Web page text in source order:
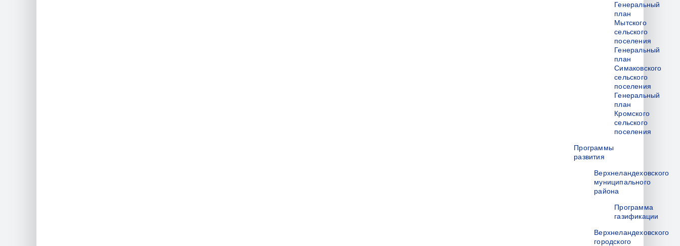
Генеральный
план
Мытского
сельского
поселения
Генеральный
план
Симаковского
сельского
поселения
Генеральный
план
Кромского
сельского
поселения
Программы
развития
Верхнеландеховского
муниципального
района
Программа
газификации
Верхнеландеховского
городского